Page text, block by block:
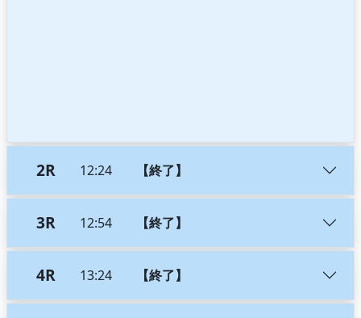
2R 12:24 【終了】
3R 12:54 【終了】
4R 13:24 【終了】